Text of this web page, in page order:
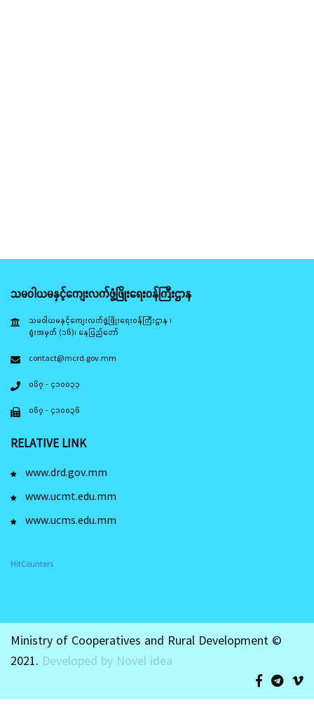
သမဝါယမနှင့်ကျေးလက်ဖွံ့ဖြိုးရေးဝန်ကြီးဌာန
သမဝါယမနှင့်ကျေးလက်ဖွံ့ဖြိုးရေးဝန်ကြီးဌာန ၊
ရုံးအမှတ် (၁၆)၊ နေပြည်တော်
contact@mcrd.gov.mm
၀၆၇ - ၄၁၀၀၃၃
၀၆၇ - ၄၁၀၀၃၆
RELATIVE LINK
www.drd.gov.mm
www.ucmt.edu.mm
www.ucms.edu.mm
HitCounters
Ministry of Cooperatives and Rural Development ©
2021. Developed by Novel idea